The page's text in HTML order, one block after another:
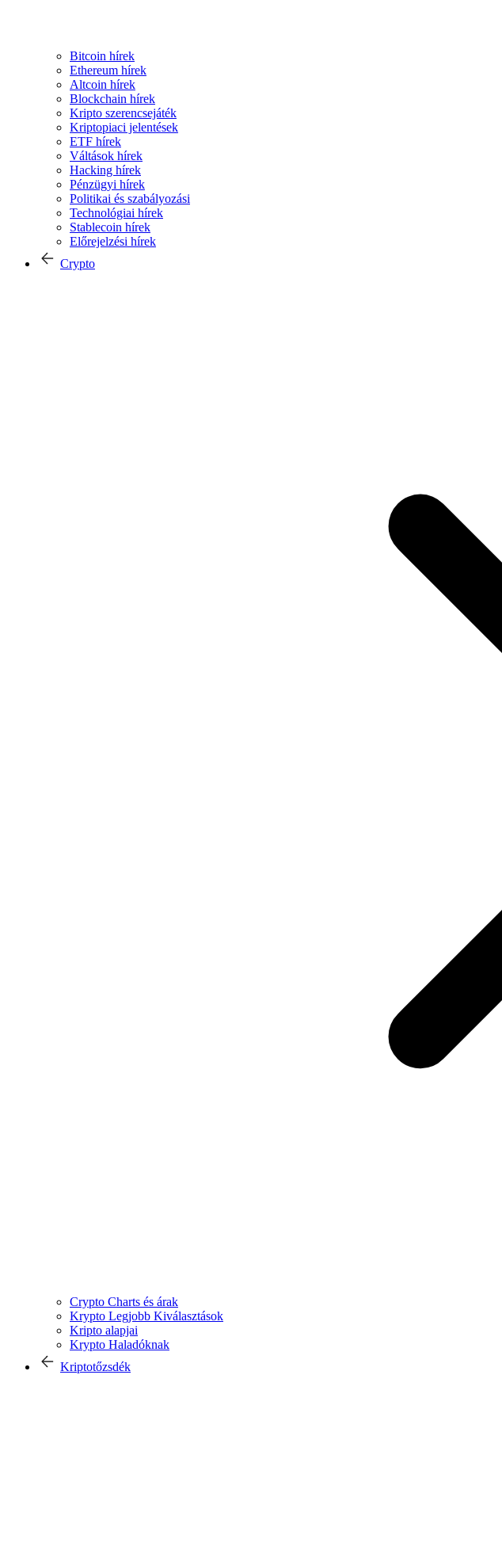
Bitcoin hírek
Ethereum hírek
Altcoin hírek
Blockchain hírek
Kripto szerencsejáték
Kriptopiaci jelentések
ETF hírek
Váltások hírek
Hacking hírek
Pénzügyi hírek
Politikai és szabályozási
Technológiai hírek
Stablecoin hírek
Előrejelzési hírek
Crypto
Crypto Charts és árak
Krypto Legjobb Kiválasztások
Kripto alapjai
Krypto Haladóknak
Kriptotőzsdék